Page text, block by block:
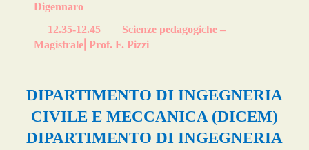
Digennaro
12.35-12.45
Scienze pedagogiche –
Magistrale ⎜Prof. F. Pizzi
DIPARTIMENTO DI INGEGNERIA
CIVILE E MECCANICA (DICEM)
DIPARTIMENTO DI INGEGNERIA